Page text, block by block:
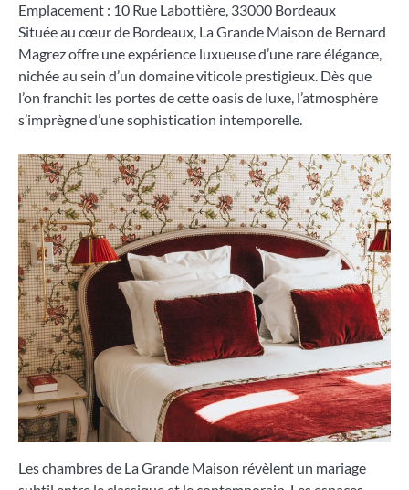
Emplacement : 10 Rue Labottière, 33000 Bordeaux
Située au cœur de Bordeaux, La Grande Maison de Bernard
Magrez offre une expérience luxueuse d’une rare élégance,
nichée au sein d’un domaine viticole prestigieux. Dès que
l’on franchit les portes de cette oasis de luxe, l’atmosphère
s’imprègne d’une sophistication intemporelle.
Les chambres de La Grande Maison révèlent un mariage